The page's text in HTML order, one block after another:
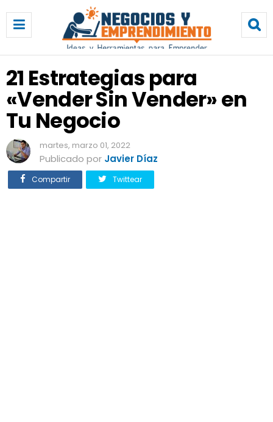
E
s
r
a
t
e
g
i
a
s
p
21 Estrategias para
«Vender Sin Vender» en
Tu Negocio
martes, marzo 01, 2022
Publicado por Javier Díaz
Compartir Twittear